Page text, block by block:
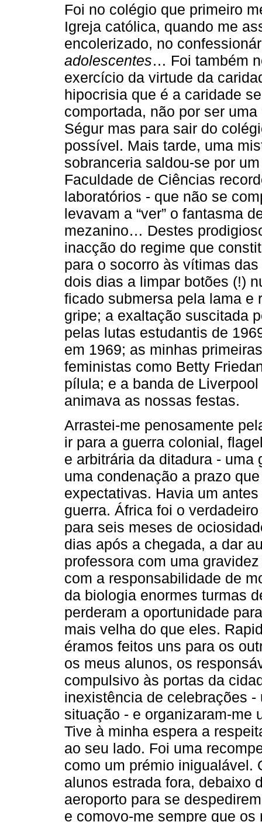
Foi no colégio que primeiro
Igreja católica, quando me
encolerizado, no
adolescentes… Foi também
exercício da virtude da
hipocrisia que é a caridade
comportada, não por ser
Ségur mas para sair do
possível. Mais tarde, uma
sobranceria saldou-se por
Faculdade de Ciências
laboratórios - que não se
levavam a “ver” o fantasma
mezanino… Destes
inacção do regime que
para o socorro às vítimas
dois dias a limpar botões (!)
ficado submersa pela lama e
gripe; a exaltação suscitada
pelas lutas estudantis de
em 1969; as minhas
feministas como Betty
pílula; e a banda de
animava as nossas festas.
Arrastei-me penosamente
ir para a guerra colonial,
e arbitrária da ditadura - uma
uma condenação a prazo
expectativas. Havia um
guerra. África foi o
para seis meses de
dias após a chegada, a dar
professora com uma
com a responsabilidade de
da biologia enormes turmas
perderam a oportunidade
mais velha do que eles.
éramos feitos uns para os
os meus alunos, os
compulsivo às portas da
inexistência de celebrações
situação - e organizaram-me
Tive à minha espera a
ao seu lado. Foi uma
como um prémio inigualável.
alunos estrada fora, debaixo
aeroporto para se
e comovo-me sempre que os